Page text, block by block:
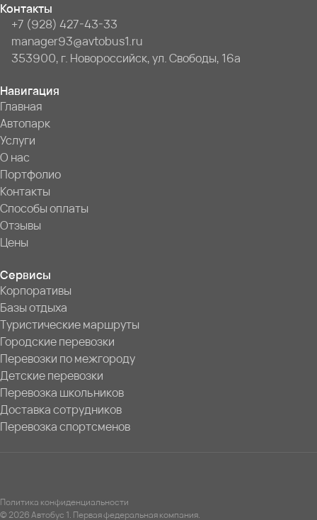
Контакты
+7 (928) 427-43-33
manager93@avtobus1.ru
353900, г. Новороссийск, ул. Свободы, 16а
Навигация
Главная
Автопарк
Услуги
О нас
Портфолио
Контакты
Способы оплаты
Отзывы
Цены
Сервисы
Корпоративы
Базы отдыха
Туристические маршруты
Городские перевозки
Перевозки по межгороду
Детские перевозки
Перевозка школьников
Доставка сотрудников
Перевозка спортсменов
Политика конфиденциальности
© 2026 Автобус 1. Первая федеральная компания.